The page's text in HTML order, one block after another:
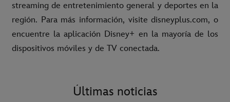
streaming de entretenimiento general y deportes en la
región. Para más información, visite disneyplus.com, o
encuentre la aplicación Disney+ en la mayoría de los
dispositivos móviles y de TV conectada.
Últimas noticias